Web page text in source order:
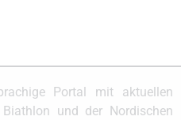
Portal mit aktuellen
und der Nordischen